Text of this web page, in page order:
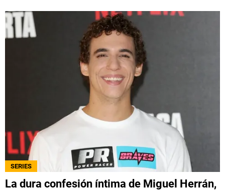
SERIES
La dura confesión íntima de Miguel Herrán,